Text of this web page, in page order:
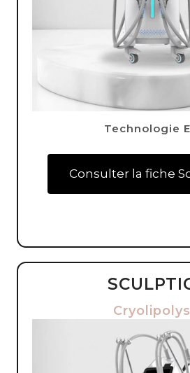
Technologie
Consulter la fiche